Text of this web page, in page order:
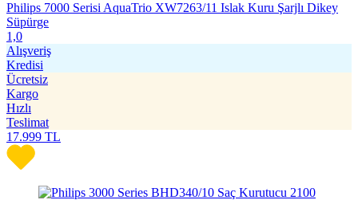
Philips 7000 Serisi AquaTrio XW7263/11 Islak Kuru Şarjlı Dikey
Süpürge
1,0
Alışveriş
Kredisi
Ücretsiz
Kargo
Hızlı
Teslimat
17.999 TL